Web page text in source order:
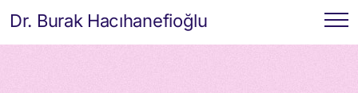
Dr. Burak Hacıhanefioğlu